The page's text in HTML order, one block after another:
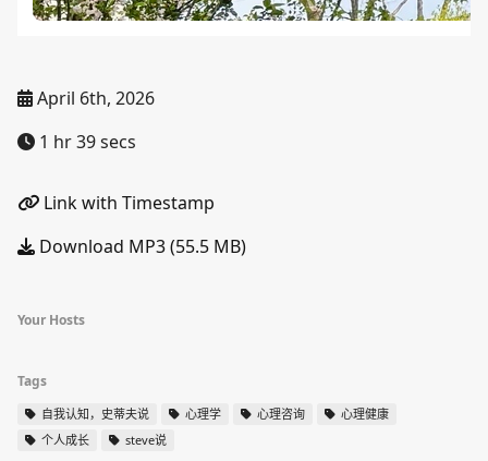
April 6th, 2026
1 hr 39 secs
Link with Timestamp
Download MP3 (55.5 MB)
Your Hosts
Tags
自我认知，史蒂夫说 心理学 心理咨询
心理健康
个人成长
steve说